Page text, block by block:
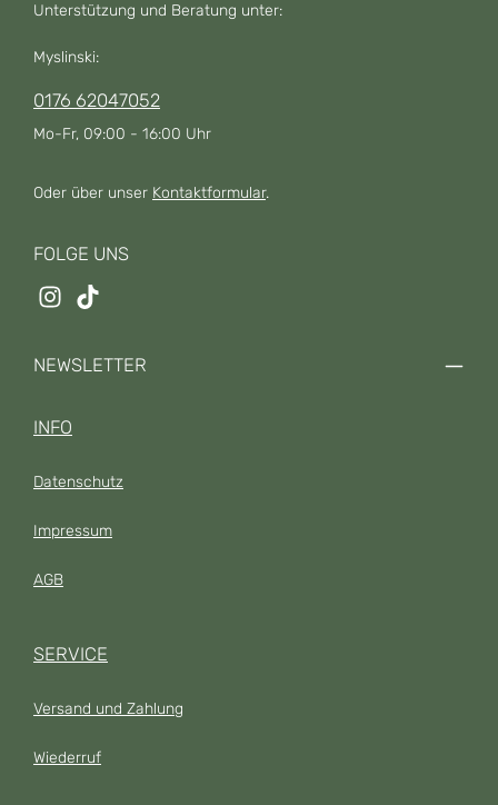
Unterstützung und Beratung unter:
Myslinski:
0176 62047052
Mo-Fr, 09:00 - 16:00 Uhr
Oder über unser Kontaktformular.
FOLGE UNS
NEWSLETTER
INFO
Datenschutz
Impressum
AGB
SERVICE
Versand und Zahlung
Wiederruf